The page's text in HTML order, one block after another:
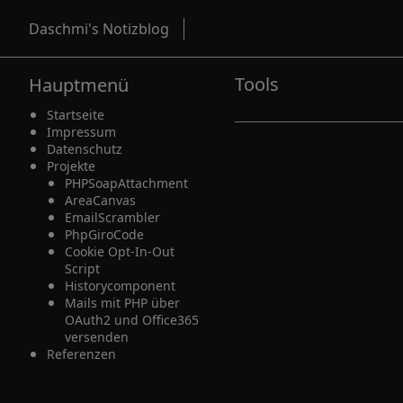
Daschmi's Notizblog
Hauptmenü
Startseite
Impressum
Datenschutz
Projekte
PHPSoapAttachment
AreaCanvas
EmailScrambler
PhpGiroCode
Cookie Opt-In-Out
Script
Historycomponent
Mails mit PHP über
OAuth2 und Office365
versenden
Referenzen
Tools